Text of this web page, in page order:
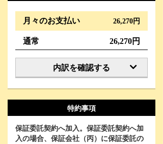
月々のお支払い 26,270円
通常 26,270円
内訳を確認する
特約事項
保証委託契約へ加入。保証委託契約へ加
入の場合、保証会社（丙）に保証委託の